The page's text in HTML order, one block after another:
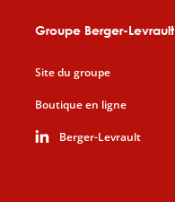
Groupe Berger-Levrault
Site du groupe
Boutique en ligne
Berger-Levrault